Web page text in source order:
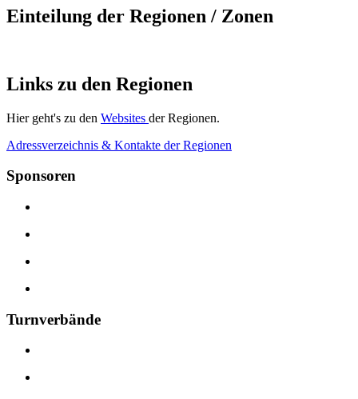
Einteilung der Regionen / Zonen
Links zu den Regionen
Hier geht's zu den Websites der Regionen.
Adressverzeichnis & Kontakte der Regionen
Sponsoren
Turnverbände